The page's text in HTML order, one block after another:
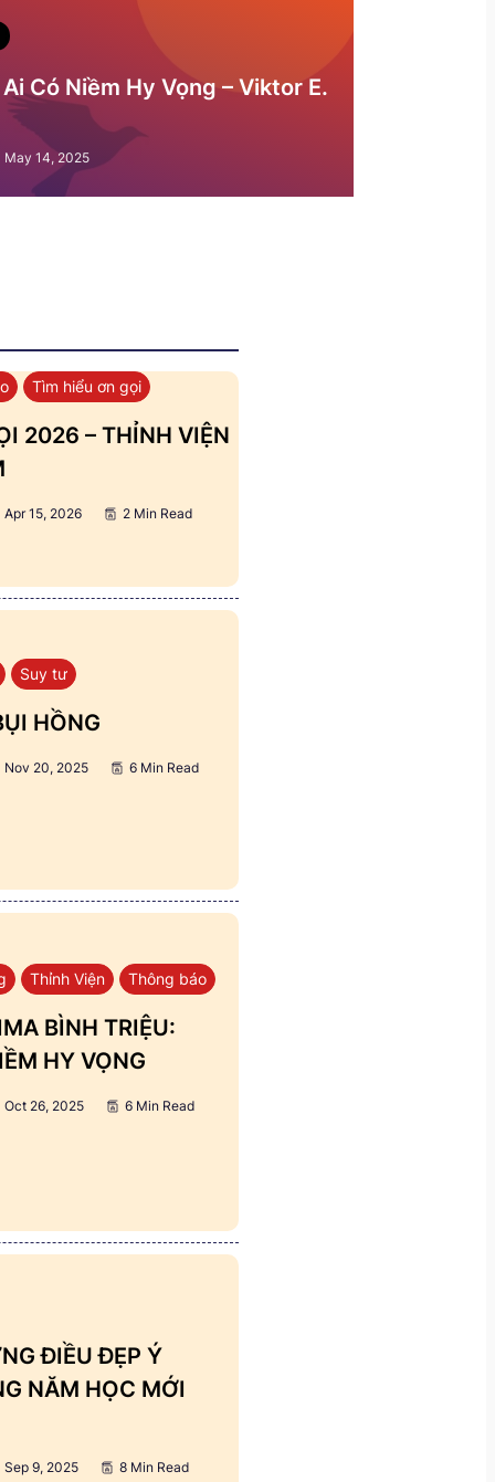
Có Niềm Hy Vọng – Viktor E.
May 14, 2025
Tìm hiểu ơn gọi
2026 – THỈNH VIỆN
Apr 15, 2026 2 Min Read
Suy tư
HỒNG
Nov 20, 2025 6 Min Read
Thỉnh Viện Thông báo
BÌNH TRIỆU:
HY VỌNG
Oct 26, 2025 6 Min Read
ĐIỀU ĐẸP Ý
NĂM HỌC MỚI
Sep 9, 2025 8 Min Read